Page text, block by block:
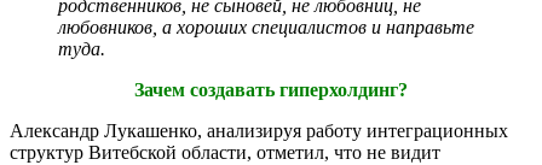
родственников, не сыновей, не любовниц, не
любовников, а хороших специалистов и направьте
туда.
Зачем создавать гиперхолдинг?
Александр Лукашенко, анализируя работу интеграционных
структур Витебской области, отметил, что не видит